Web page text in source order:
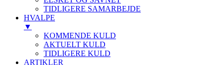
TIDLIGERE SAMARBEJDE
HVALPE
▼
KOMMENDE KULD
AKTUELT KULD
TIDLIGERE KULD
ARTIKLER